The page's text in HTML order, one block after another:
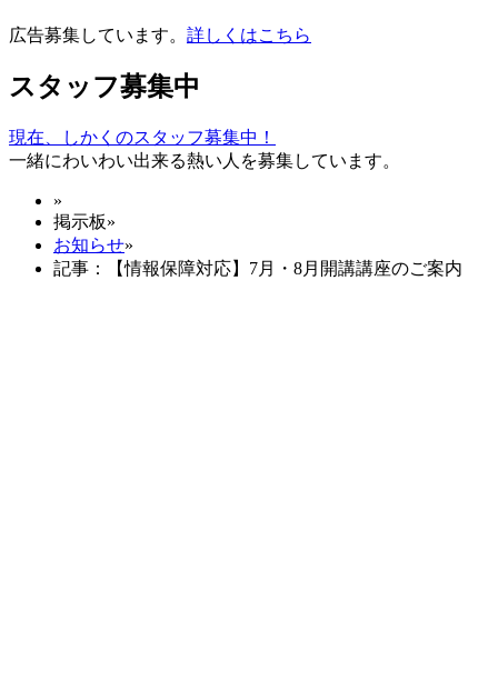
広告募集しています。 詳しくはこちら
スタッフ募集中
現在、しかくのスタッフ募集中！
一緒にわいわい出来る熱い人を募集しています。
»
掲示板»
お知らせ»
記事：【情報保障対応】7月・8月開講講座のご案内